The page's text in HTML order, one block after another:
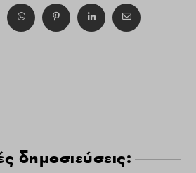
δημοσιεύσεις: